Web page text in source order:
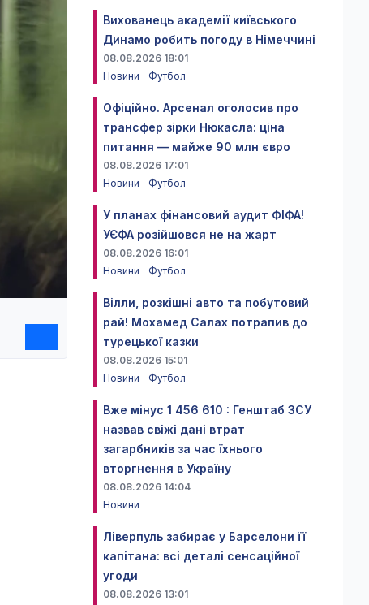
Вихованець академії київського
Динамо робить погоду в Німеччині
08.08.2026 18:01
Новини
Футбол
Офіційно. Арсенал оголосив про
трансфер зірки Нюкасла: ціна
питання — майже 90 млн євро
08.08.2026 17:01
Новини
Футбол
У планах фінансовий аудит ФІФА!
УЄФА розійшовся не на жарт
08.08.2026 16:01
Новини
Футбол
Вілли, розкішні авто та побутовий
рай! Мохамед Салах потрапив до
турецької казки
08.08.2026 15:01
Новини
Футбол
Вже мінус 1 456 610 : Генштаб ЗСУ
назвав свіжі дані втрат
загарбників за час їхнього
вторгнення в Україну
08.08.2026 14:04
Новини
Ліверпуль забирає у Барселони її
капітана: всі деталі сенсаційної
угоди
08.08.2026 13:01